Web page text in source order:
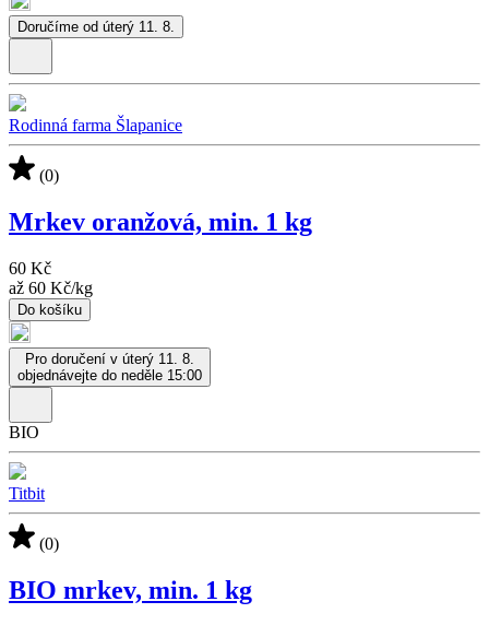
Doručíme od úterý 11. 8.
Rodinná farma Šlapanice
(0)
Mrkev oranžová, min. 1 kg
60 Kč
až 60 Kč/kg
Do košíku
Pro doručení v úterý 11. 8.
objednávejte do neděle 15:00
BIO
Titbit
(0)
BIO mrkev, min. 1 kg